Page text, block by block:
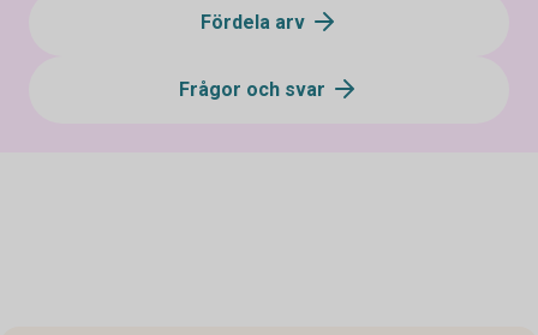
Fördela arv
Frågor och svar